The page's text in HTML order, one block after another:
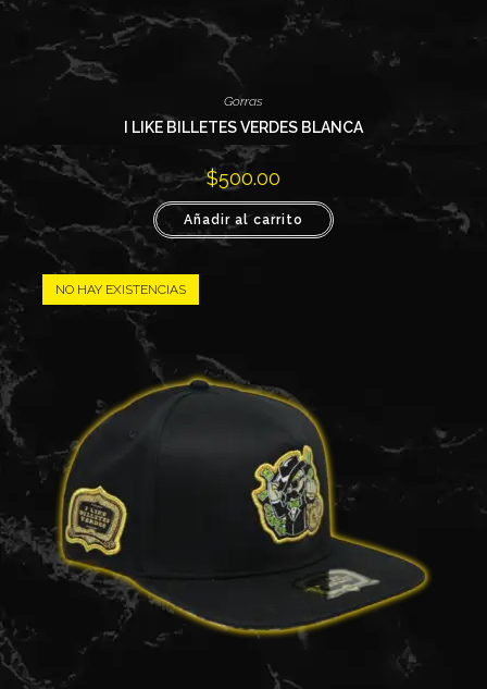
Gorras
I LIKE BILLETES VERDES BLANCA
$500.00
Añadir al carrito
NO HAY EXISTENCIAS